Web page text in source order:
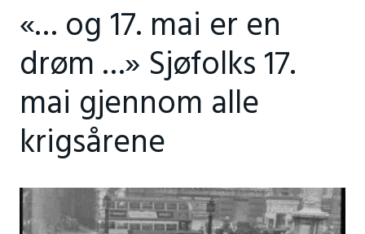
«… og 17. mai er en
drøm …» Sjøfolks 17.
mai gjennom alle
krigsårene